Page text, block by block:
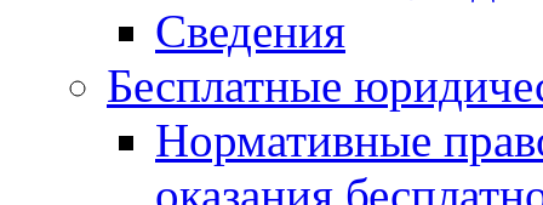
Сведения
Бесплатные
Нормативные
оказания